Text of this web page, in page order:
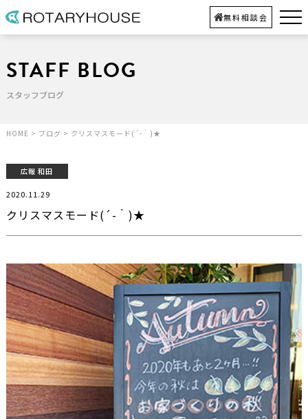
無料相談会
STAFF BLOG
スタッフブログ
HOME > ブログ > クリスマスモード(´-｀)★
広報 和田
クリスマスモード(´-｀)★
2020.11.29